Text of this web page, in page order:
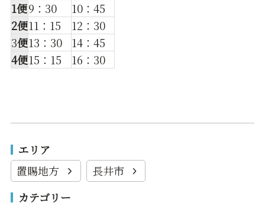
1便9：30
10：45
2便11：15
12：30
3便13：30
14：45
4便15：15 16：30
エリア
置賜地方
長井市
カテゴリー